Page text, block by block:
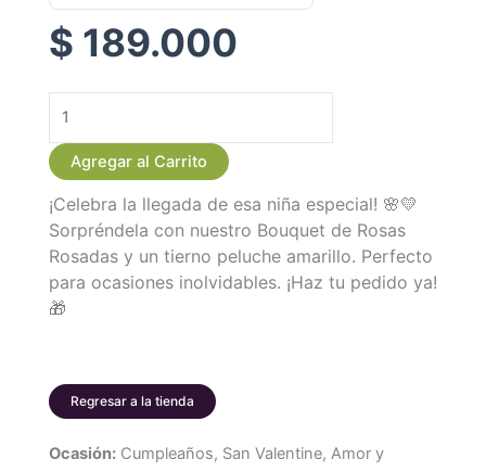
$ 189.000
Bouquet
de
Rosas
Rosadas
con
Peluche
Amarillo
para
Bienvenida
a
cantidad
Agregar al Carrito
¡Celebra la llegada de esa niña especial! 🌸💛
Sorpréndela con nuestro Bouquet de Rosas
Rosadas y un tierno peluche amarillo. Perfecto
para ocasiones inolvidables. ¡Haz tu pedido ya!
🎁
Regresar a la tienda
Ocasión: Cumpleaños, San Valentine, Amor y